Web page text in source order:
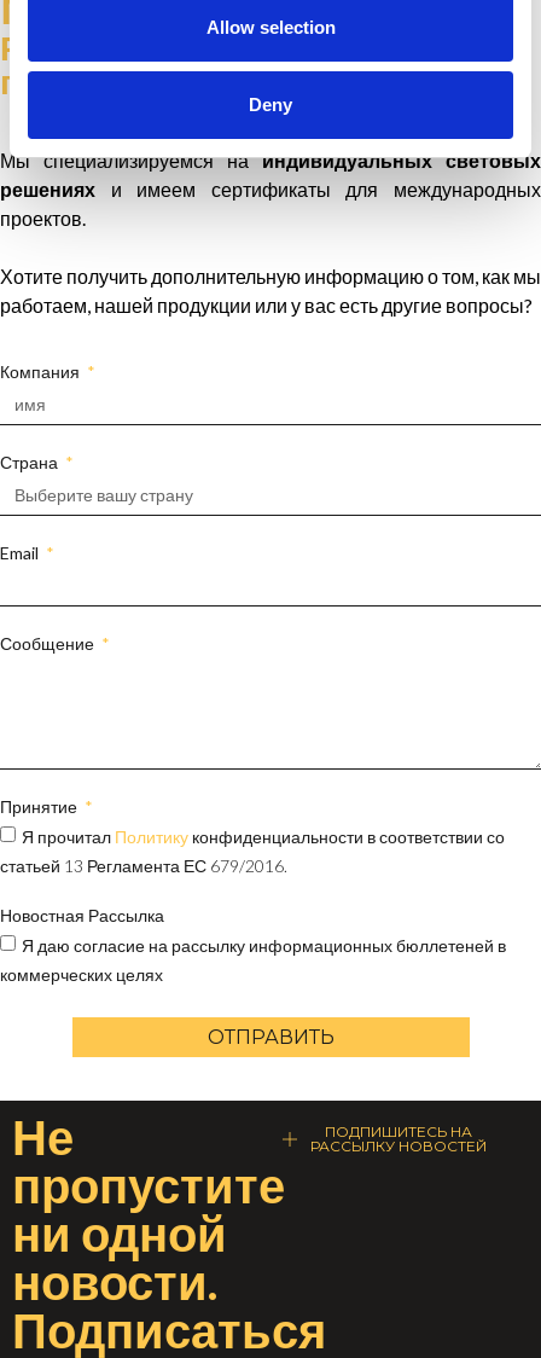
Allow selection
Deny
Расскажите нам о своем
проекте
Мы специализируемся наиндивидуальных световых
решениях и имеем сертификаты для международных
проектов.
Хотите получить дополнительную информацию о том, как мы
работаем, нашей продукции или у вас есть другие вопросы?
Компания
Страна
Email
Сообщение
Принятие
Я прочитал Политику конфиденциальности в соответствии со
статьей 13 Регламента ЕС 679/2016.
Новостная Рассылка
Я даю согласие на рассылку информационных бюллетеней в
коммерческих целях
ОТПРАВИТЬ
Не
пропустите
ни одной
новости.
Подписаться
ПОДПИШИТЕСЬ НА
РАССЫЛКУ НОВОСТЕЙ